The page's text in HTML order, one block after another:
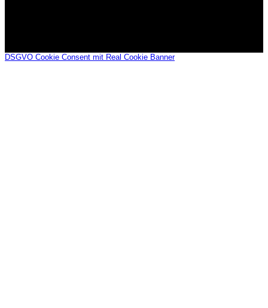
DSGVO Cookie Consent mit Real Cookie Banner